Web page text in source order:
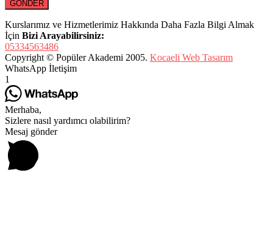
Kurslarımız ve Hizmetlerimiz Hakkında Daha Fazla Bilgi Almak
İçin Bizi Arayabilirsiniz:
05334563486
Copyright © Popüler Akademi 2005. Kocaeli Web Tasarım
WhatsApp İletişim
1
Merhaba,
Sizlere nasıl yardımcı olabilirim?
Mesaj gönder